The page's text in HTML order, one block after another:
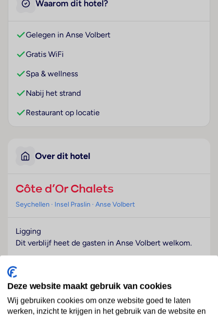
Waarom dit hotel?
Gelegen in Anse Volbert
Gratis WiFi
Spa & wellness
Nabij het strand
Restaurant op locatie
Over dit hotel
Côte d’Or Chalets
Seychellen · Insel Praslin · Anse Volbert
Ligging
Dit verblijf heet de gasten in Anse Volbert welkom.
Het vriendelijke personeel aan de receptie is graag bij
alle vragen behulpzaam. Tot de faciliteiten behoort
een autoverhuur. In het verblijf is Wi-Fi tegen
vergoeding verkrijgbaar. Wie met de auto komt, kan
Deze website maakt gebruik van cookies
Wij gebruiken cookies om onze website goed te laten
werken, inzicht te krijgen in het gebruik van de website en